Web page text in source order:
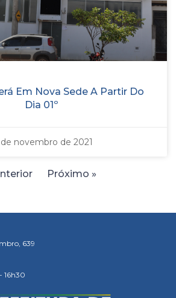
Em Nova Sede A Partir Do
Dia 01º
de novembro de 2021
Próximo »
639
16h30